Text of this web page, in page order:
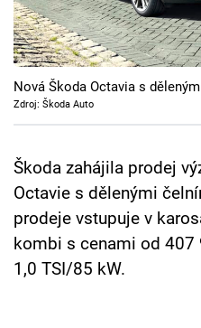
Cool Esport
Pořady
TV Program
Přihlášení
Sledujte nás
Nová Škoda Octavia s
Zdroj: Škoda Auto
Škoda zahájila prodej
Octavie s dělenými
prodeje vstupuje v
kombi s cenami od
1,0 TSI/85 kW.